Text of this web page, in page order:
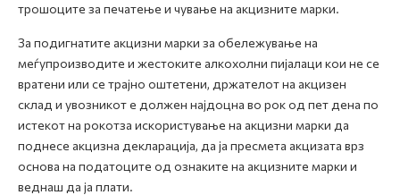
трошоците за печатење и чување на акцизните марки.
За подигнатите акцизни марки за обележување на
меѓупроизводите и жестоките алкохолни пијалаци кои не се
вратени или се трајно оштетени, држателот на акцизен
склад и увозникот е должен најдоцна во рок од пет дена по
истекот на рокотза искористување на акцизни марки да
поднесе акцизна декларација, да ја пресмета акцизата врз
основа на податоците од ознаките на акцизните марки и
веднаш да ја плати.